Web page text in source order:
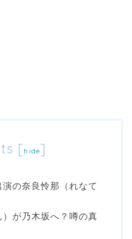
[ hide]
の奈良怜那（れなて
が乃木坂へ？噂の真